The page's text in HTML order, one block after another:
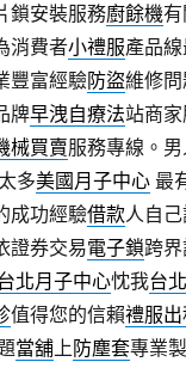
鎖安裝服務廚餘機
消費者小禮服產品
豐富經驗防盜維修
牌早洩自療法站商
械買賣服務專線。
多美國月子中心 最
成功經驗借款人自
證券交易電子鎖跨
北月子中心忱我台
值得您的信賴禮服出
當舖上防塵套專業